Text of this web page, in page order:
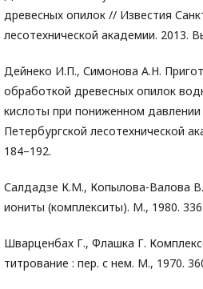
древесных опилок // Известия
лесотехнической академии. 2013.
Дейнеко И.П., Симонова А.Н.
обработкой древесных опилок
кислоты при пониженном
Петербургской лесотехнической
184–192.
Салдадзе К.М., Копылова-Валова
иониты (комплекситы). М., 1980. 336
Шварценбах Г., Флашка Г.
титрование : пер. с нем. М., 1970.